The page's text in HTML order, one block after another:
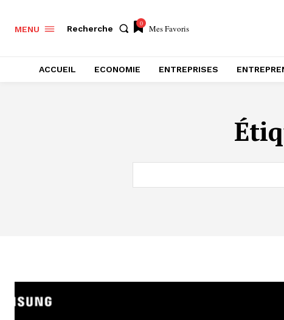
MENU Recherche
0 Mes Favoris
ACCUEIL ECONOMIE ENTREPRISES